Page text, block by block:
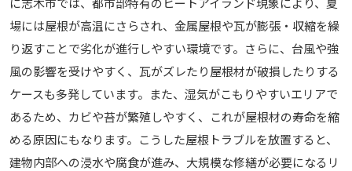
場には屋根が高温にさらされ、金属屋根や瓦が膨張・収縮を繰
り返すことで劣化が進行しやすい環境です。さらに、台風や強
風の影響を受けやすく、瓦がズレたり屋根材が破損したりする
ケースも多発しています。また、湿気がこもりやすいエリアで
あるため、カビや苔が繁殖しやすく、これが屋根材の寿命を縮
める原因にもなります。こうした屋根トラブルを放置すると、
建物内部への浸水や腐食が進み、大規模な修繕が必要になるリ